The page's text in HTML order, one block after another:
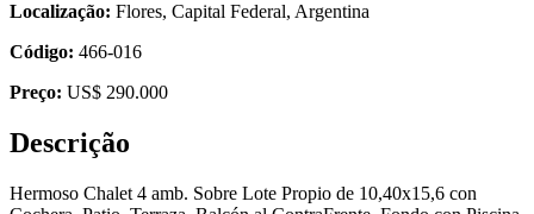
Localização: Flores, Capital Federal, Argentina
Código: 466-016
Preço: US$ 290.000
Descrição
Hermoso Chalet 4 amb. Sobre Lote Propio de 10,40x15,6 con